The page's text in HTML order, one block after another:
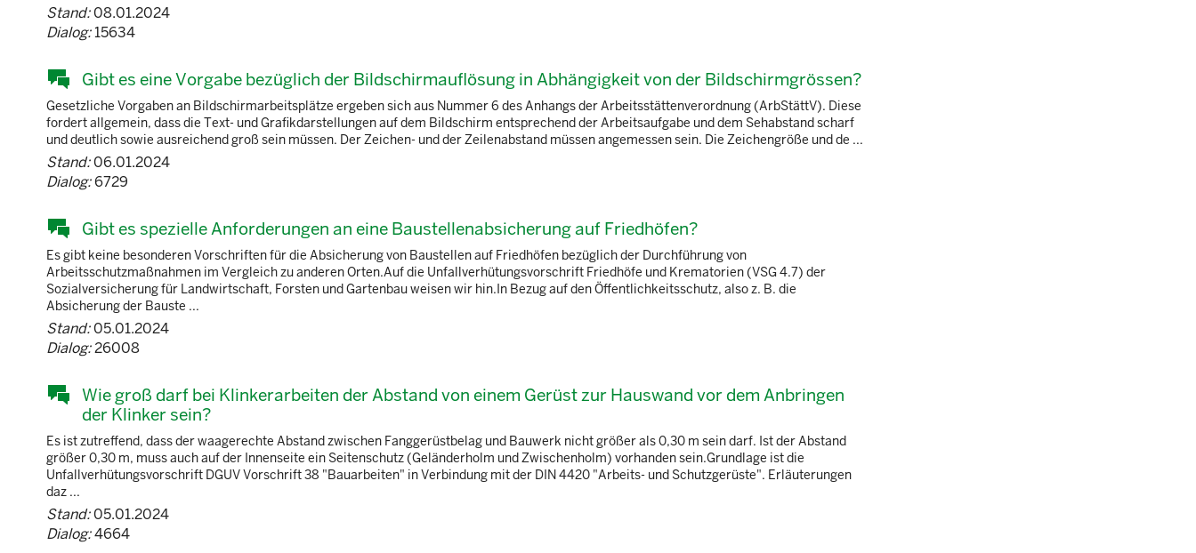
Stand:08.01.2024
Dialog:15634
Gibt es eine Vorgabe bezüglich der Bildschirmauflösung in Abhängigkeit von der Bildschirmgrössen?
Gesetzliche Vorgaben an Bildschirmarbeitsplätze ergeben sich aus Nummer 6 des Anhangs der Arbeitsstättenverordnung (ArbStättV). Diese
fordert allgemein, dass die Text- und Grafikdarstellungen auf dem Bildschirm entsprechend der Arbeitsaufgabe und dem Sehabstand scharf
und deutlich sowie ausreichend groß sein müssen. Der Zeichen- und der Zeilenabstand müssen angemessen sein. Die Zeichengröße und de ...
Stand:06.01.2024
Dialog:6729
Gibt es spezielle Anforderungen an eine Baustellenabsicherung auf Friedhöfen?
Es gibt keine besonderen Vorschriften für die Absicherung von Baustellen auf Friedhöfen bezüglich der Durchführung von
Arbeitsschutzmaßnahmen im Vergleich zu anderen Orten.Auf die Unfallverhütungsvorschrift Friedhöfe und Krematorien (VSG 4.7) der
Sozialversicherung für Landwirtschaft, Forsten und Gartenbau weisen wir hin.In Bezug auf den Öffentlichkeitsschutz, also z. B. die
Absicherung der Bauste ...
Stand:05.01.2024
Dialog:26008
Wie groß darf bei Klinkerarbeiten der Abstand von einem Gerüst zur Hauswand vor dem Anbringen
der Klinker sein?
Es ist zutreffend, dass der waagerechte Abstand zwischen Fanggerüstbelag und Bauwerk nicht größer als 0,30 m sein darf. Ist der Abstand
größer 0,30 m, muss auch auf der Innenseite ein Seitenschutz (Geländerholm und Zwischenholm) vorhanden sein.Grundlage ist die
Unfallverhütungsvorschrift DGUV Vorschrift 38 "Bauarbeiten" in Verbindung mit der DIN 4420 "Arbeits- und Schutzgerüste". Erläuterungen
daz ...
Stand:05.01.2024
Dialog:4664